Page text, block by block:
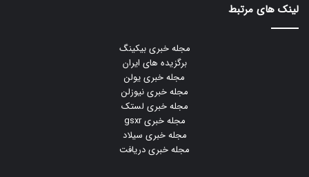
لینک های مرتبط
مجله خبری بیکینگ
برگزیده های ایران
مجله خبری یولن
مجله خبری نیوزلن
مجله خبری لستک
مجله خبری gsxr
مجله خبری سیلاد
مجله خبری دریافت